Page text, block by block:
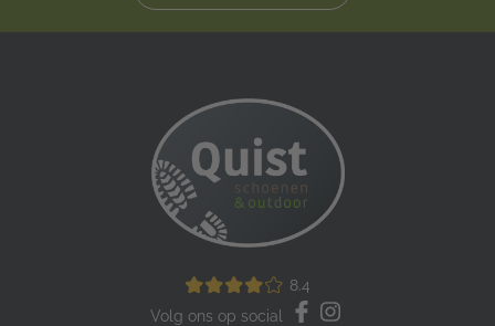
8.4
Volg ons op social